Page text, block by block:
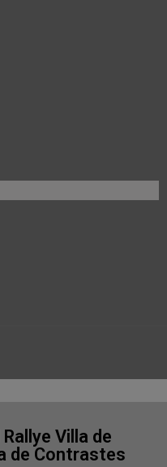
Villa de
de Contrastes